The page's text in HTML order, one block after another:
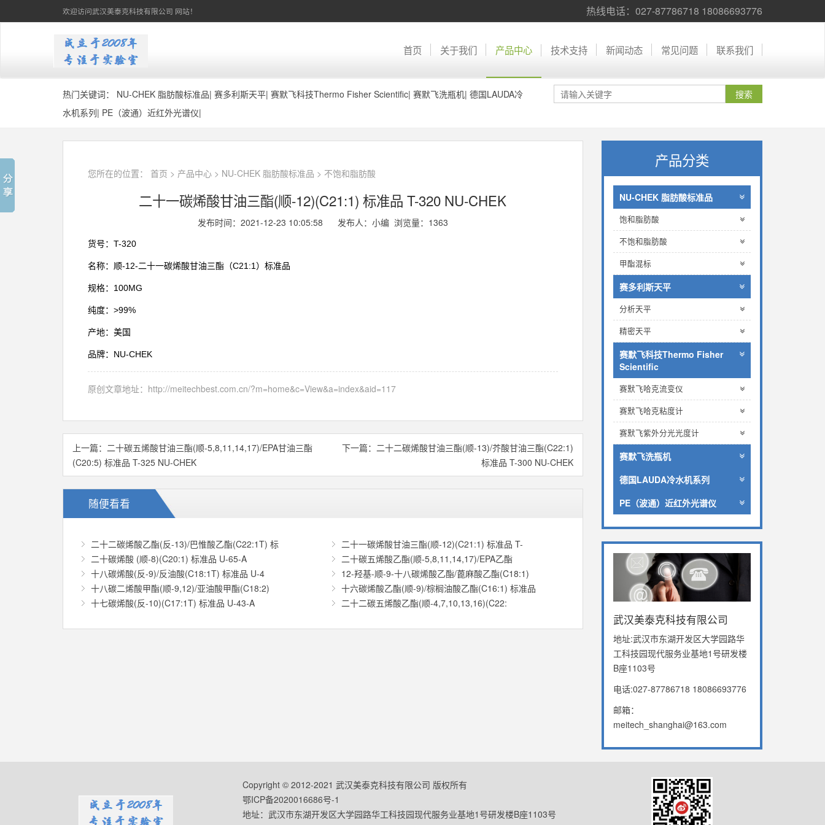
欢迎访问武汉美泰克科技有限公司 网站！ 热线电话：027-87786718 18086693776
首页 关于我们 产品中心 技术支持 新闻动态 常见问题 联系我们
热门关键词： NU-CHEK 脂肪酸标准品| 赛多利斯天平| 赛默飞科技Thermo Fisher Scientific| 赛默飞洗瓶机| 德国LAUDA冷
水机系列| PE（波通）近红外光谱仪|
您所在的位置： 首页 > 产品中心 > NU-CHEK 脂肪酸标准品 > 不饱和脂肪酸
二十一碳烯酸甘油三酯(顺-12)(C21:1) 标准品 T-320 NU-CHEK
发布时间：2021-12-23 10:05:58 发布人：小编 浏览量： 1363
货号： T-320
名称：顺-12-二十一碳烯酸甘油三酯（C21:1 ）标准品
规格： 100MG
纯度： >99%
产地：美国
品牌： NU-CHEK
原创文章地址： http://meitechbest.com.cn/?m=home&c=View&a=index&aid=117
上一篇： 二十碳五烯酸甘油三酯(顺-5,8,11,14,17)/EPA甘油三酯
(C20:5) 标准品 T-325 NU-CHEK
下一篇： 二十二碳烯酸甘油三酯(顺-13)/芥酸甘油三酯(C22:1)
标准品 T-300 NU-CHEK
随便看看
二十二碳烯酸乙酯(反-13)/巴惟酸乙酯(C22:1T) 标
二十一碳烯酸甘油三酯(顺-12)(C21:1) 标准品 T-
二十碳烯酸 (顺-8)(C20:1) 标准品 U-65-A
二十碳五烯酸乙酯(顺-5,8,11,14,17)/EPA乙酯
十八碳烯酸(反-9)/反油酸(C18:1T) 标准品 U-4
12-羟基-顺-9-十八碳烯酸乙酯/蓖麻酸乙酯(C18:1)
十八碳二烯酸甲酯(顺-9,12)/亚油酸甲酯(C18:2)
十六碳烯酸乙酯(顺-9)/棕榈油酸乙酯(C16:1) 标准品
十七碳烯酸(反-10)(C17:1T) 标准品 U-43-A
二十二碳五烯酸乙酯(顺-4,7,10,13,16)(C22:
产品分类
NU-CHEK 脂肪酸标准品
饱和脂肪酸
不饱和脂肪酸
甲酯混标
赛多利斯天平
分析天平
精密天平
赛默飞科技Thermo Fisher
Scientific
赛默飞哈克流变仪
赛默飞哈克粘度计
赛默飞紫外分光光度计
赛默飞洗瓶机
德国LAUDA冷水机系列
PE（波通）近红外光谱仪
武汉美泰克科技有限公司
地址:武汉市东湖开发区大学园路华
工科技园现代服务业基地1号研发楼
B座1103号
电话:027-87786718 18086693776
邮箱：
meitech_shanghai@163.com
Copyright © 2012-2021 武汉美泰克科技有限公司 版权所有
鄂ICP备2020016686号-1
地址：武汉市东湖开发区大学园路华工科技园现代服务业基地1号研发楼B座1103号